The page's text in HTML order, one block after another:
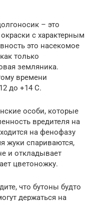
– это
с характерным
это насекомое
только
земляника.
времени
до +14 C.
особи, которые
вредителя на
на фенофазу
жуки спариваются,
и откладывает
цветоножку.
что бутоны будто
держаться на